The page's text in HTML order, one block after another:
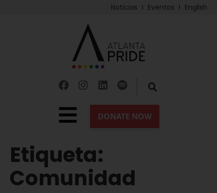
Noticias Eventos English
Etiqueta:
Comunidad